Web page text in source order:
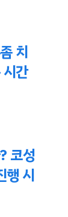
치
간
코성
행 시